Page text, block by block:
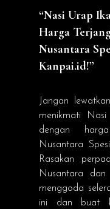
“Nasi Urap
Harga
Nusantara
Kanpai.id!”
Jangan
menikmati
dengan
Nusantara
Rasakan
Nusantara
menggoda
ini dan buat